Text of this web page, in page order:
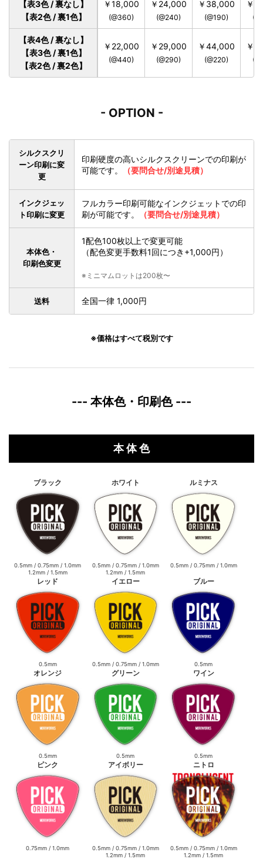
【表3色 / 裏なし】
【表2色 / 裏1色】
￥18,000
(@360)
￥24,000
(@240)
￥38,000
(@190)
￥
【表4色 / 裏なし】
【表3色 / 裏1色】
【表2色 / 裏2色】
￥22,000
(@440)
￥29,000
(@290)
￥44,000
(@220)
￥
- OPTION -
シルクスクリ
ーン印刷に変
更
印刷硬度の高いシルクスクリーンでの印刷が
可能です。
（要問合せ/別途見積）
インクジェッ
ト印刷に変更
フルカラー印刷可能なインクジェットでの印
刷が可能です。
（要問合せ/別途見積）
本体色・
印刷色変更
1配色100枚以上で変更可能
（配色変更手数料1回につき+1,000円）
※ミニマムロットは200枚〜
送料 全国一律 1,000円
※価格はすべて税別です
--- 本体色・印刷色 ---
本 体 色
ブラック
0.5mm / 0.75mm / 1.0mm
1.2mm / 1.5mm
ホワイト
0.5mm / 0.75mm / 1.0mm
1.2mm / 1.5mm
ルミナス
0.5mm / 0.75mm / 1.0mm
レッド
0.5mm
イエロー
0.5mm / 0.75mm / 1.0mm
ブルー
0.5mm
オレンジ
0.5mm
グリーン
0.5mm
ワイン
0.5mm
ピンク
0.75mm / 1.0mm
アイボリー
0.5mm / 0.75mm / 1.0mm
1.2mm / 1.5mm
ニトロ
0.5mm / 0.75mm / 1.0mm
1.2mm / 1.5mm